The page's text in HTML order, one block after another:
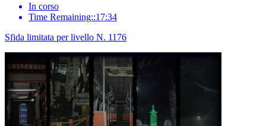
In corso
Time Remaining::17:34
Sfida limitata per livello N. 1176